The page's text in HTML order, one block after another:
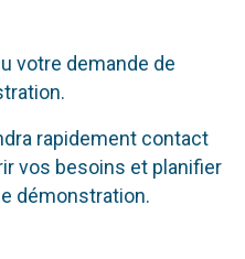
votre demande de
rapidement contact
vos besoins et planifier
démonstration.